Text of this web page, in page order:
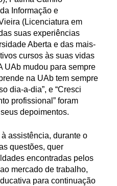
Informação e
(Licenciatura em
suas experiências
Aberta e das mais-
cursos às suas vidas
UAb mudou para sempre
na UAb tem sempre
dia-a-dia”, e “Cresci
profissional” foram
depoimentos.
assistência, durante o
questões, quer
encontradas pelos
mercado de trabalho,
para continuação